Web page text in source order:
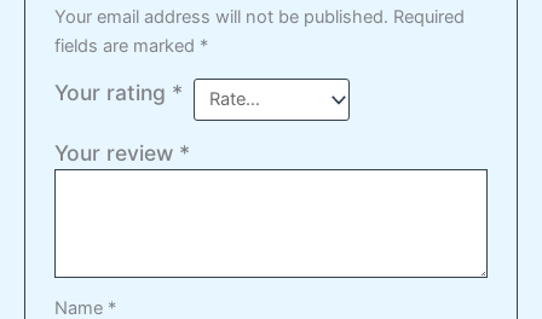
Your email address will not be published. Required
fields are marked *
Your rating *
Your review *
Name *